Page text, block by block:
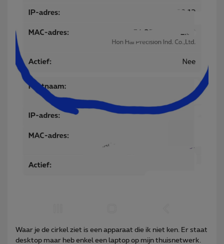
Waar je de cirkel ziet is een apparaat die ik niet ken. Er staat
desktop maar heb enkel een laptop op mijn thuisnetwerk.